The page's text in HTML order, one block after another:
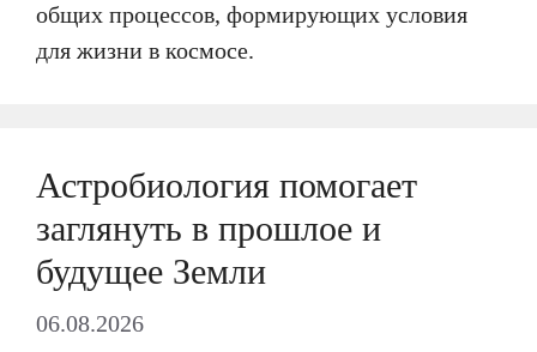
общих процессов, формирующих условия
для жизни в космосе.
Астробиология помогает
заглянуть в прошлое и
будущее Земли
06.08.2026